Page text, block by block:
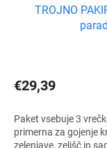
TROJNO
€29,39
Paket vsebuje 3
primerna za gojenje
zelenjave, zelišč in